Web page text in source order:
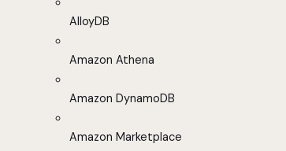
AlloyDB
Amazon Athena
Amazon DynamoDB
Amazon Marketplace